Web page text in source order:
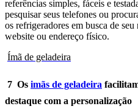
referências simples, fáceis e
pesquisar seus telefones ou
os refrigeradores em busca de
website ou endereço físico.
Ímã de geladeira
7 Os imãs de geladeira
destaque com a personalização